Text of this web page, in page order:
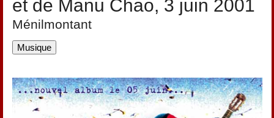
et de Manu Chao, 3 juin 2001
Ménilmontant
Musique